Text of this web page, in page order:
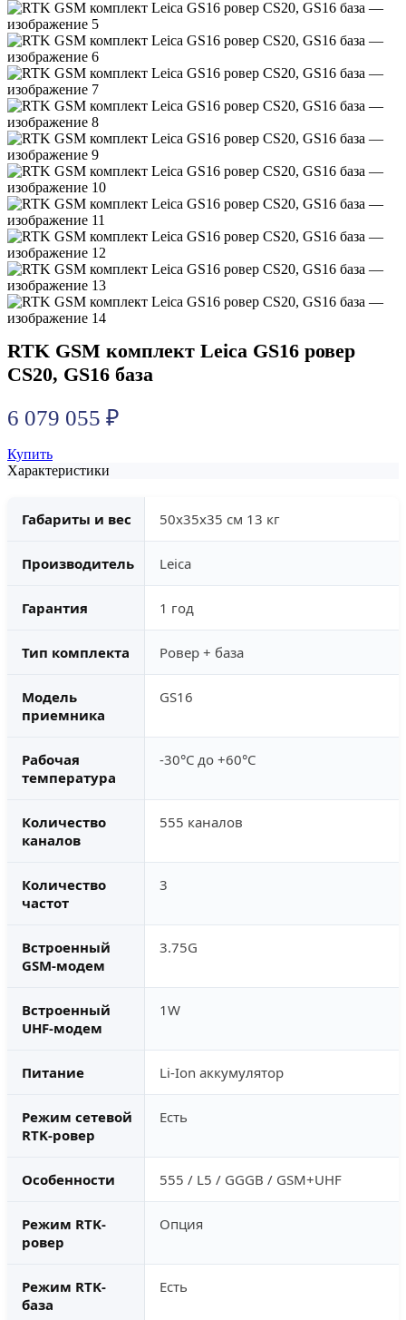
RTK GSM комплект Leica GS16 ровер
CS20, GS16 база
6 079 055 ₽
Купить
Характеристики
Габариты и вес 50x35x35 см 13 кг
Производитель Leica
Гарантия 1 год
Тип комплекта Ровер + база
Модель
приемника
GS16
Рабочая
температура
-30°С до +60°С
Количество
каналов
555 каналов
Количество
частот
3
Встроенный
GSM-модем
3.75G
Встроенный
UHF-модем
1W
Питание Li-Ion аккумулятор
Режим сетевой
RTK-ровер
Есть
Особенности 555 / L5 / GGGB / GSM+UHF
Режим RTK-
ровер
Опция
Режим RTK-
база
Есть